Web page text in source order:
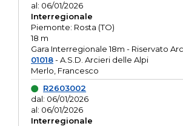
al: 06/01/2026
Interregionale
Piemonte: Rosta (TO)
18 m
Gara Interregionale 18m - Riservato
01018- A.S.D. Arcieri delle Alpi
Merlo, Francesco
R2603002
dal: 06/01/2026
al: 06/01/2026
Interregionale